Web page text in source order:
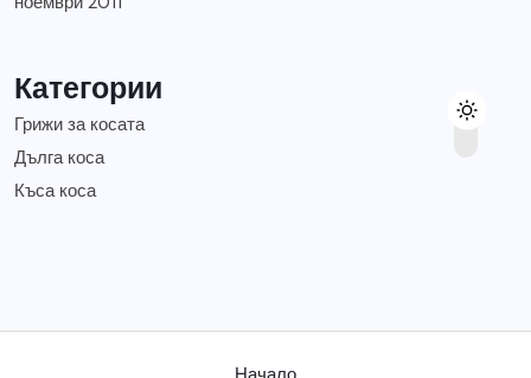
Категории
Грижи за косата
Дълга коса
Къса коса